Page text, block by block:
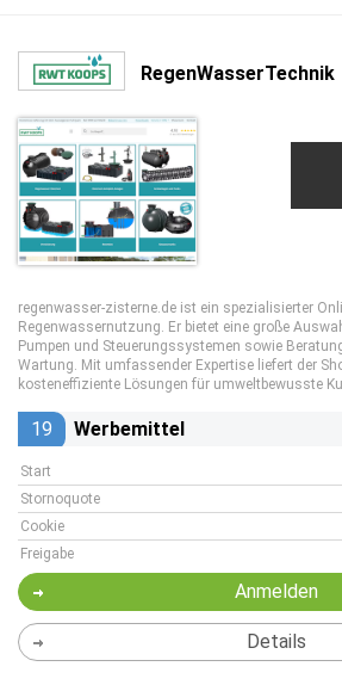
RegenWasserTechnik
regenwasser-zisterne.de ist ein spezialisierter
Regenwassernutzung. Er bietet eine große
Pumpen und Steuerungssystemen sowie
Wartung. Mit umfassender Expertise liefert der
kosteneffiziente Lösungen für umweltbewusste
19 Werbemittel
Start
Stornoquote
Cookie
Freigabe
Anmelden
Details